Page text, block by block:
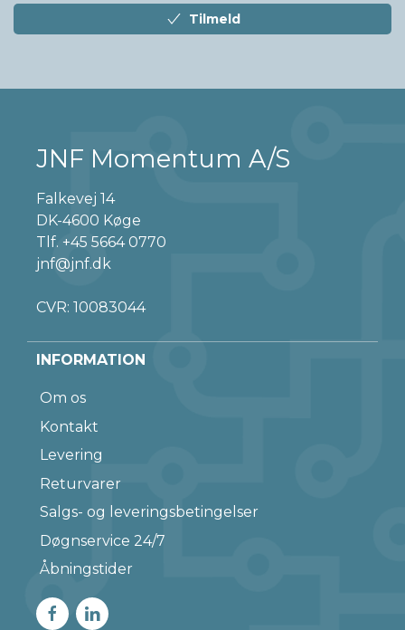
Tilmeld
JNF Momentum A/S
Falkevej 14
DK-4600 Køge
Tlf. +45 5664 0770
jnf@jnf.dk
CVR: 10083044
INFORMATION
Om os
Kontakt
Levering
Returvarer
Salgs- og leveringsbetingelser
Døgnservice 24/7
Åbningstider